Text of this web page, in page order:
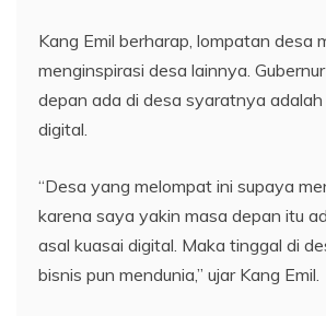
Kang Emil berharap, lompatan desa
menginspirasi desa lainnya.
depan ada di desa syaratnya adalah
digital.
“Desa yang melompat ini supaya
karena saya yakin masa depan itu
asal kuasai digital. Maka tinggal di
bisnis pun mendunia,” ujar Kang Emil.